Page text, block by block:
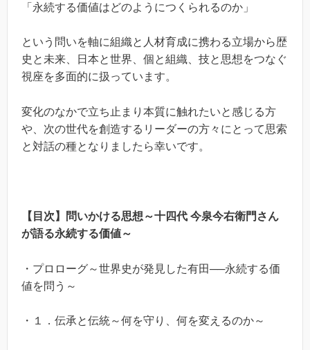
「永続する価値はどのようにつくられるのか」
という問いを軸に組織と人材育成に携わる立場から歴
史と未来、日本と世界、個と組織、技と思想をつなぐ
視座を多面的に扱っています。
変化のなかで立ち止まり本質に触れたいと感じる方
や、次の世代を創造するリーダーの方々にとって思索
と対話の種となりましたら幸いです。
【目次】問いかける思想～十四代 今泉今右衛門さん
が語る永続する価値～
・プロローグ～世界史が発見した有田──永続する価
値を問う～
・１．伝承と伝統～何を守り、何を変えるのか～